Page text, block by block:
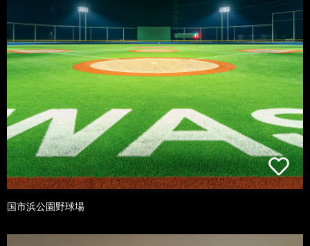
国市浜公園野球場